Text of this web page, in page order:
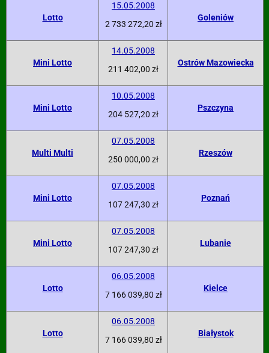
Lotto
15.05.2008
2 733 272,20 zł
Goleniów
Mini Lotto
14.05.2008
211 402,00 zł
Ostrów Mazowiecka
Mini Lotto
10.05.2008
204 527,20 zł
Pszczyna
Multi Multi
07.05.2008
250 000,00 zł
Rzeszów
Mini Lotto
07.05.2008
107 247,30 zł
Poznań
Mini Lotto
07.05.2008
107 247,30 zł
Lubanie
Lotto
06.05.2008
7 166 039,80 zł
Kielce
Lotto
06.05.2008
7 166 039,80 zł
Białystok